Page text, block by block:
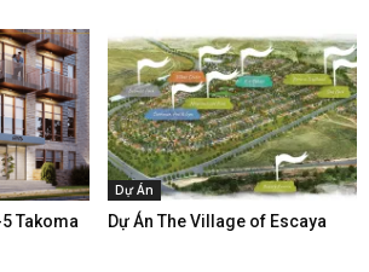
Takoma
Dự Án
Dự Án The Village of Escaya